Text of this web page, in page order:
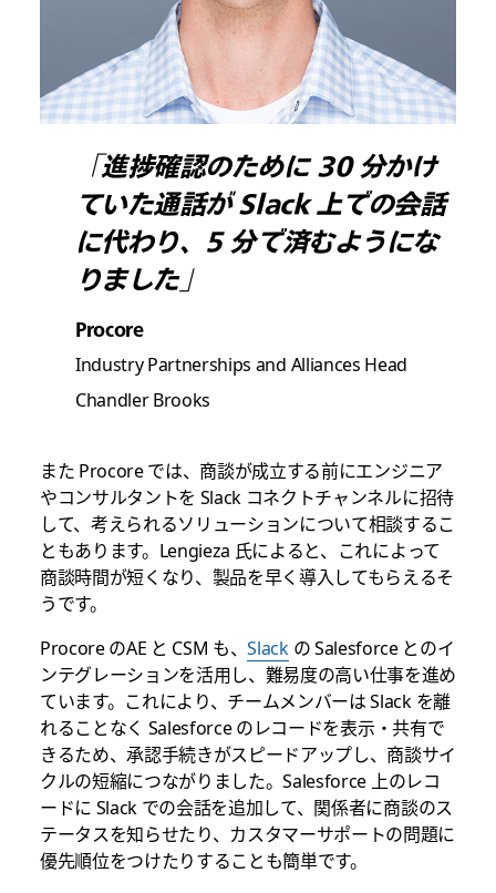
「進捗確認のために 30 分かけ
ていた通話が Slack 上での会話
に代わり、5 分で済むようにな
りました」
Procore
Industry Partnerships and Alliances Head
Chandler Brooks
また Procore では、商談が成立する前にエンジニア
やコンサルタントを Slack コネクトチャンネルに招待
して、考えられるソリューションについて相談するこ
ともあります。Lengieza 氏によると、これによって
商談時間が短くなり、製品を早く導入してもらえるそ
うです。
Procore のAE と CSM も、Slackの Salesforce とのイ
ンテグレーションを活用し、難易度の高い仕事を進め
ています。これにより、チームメンバーは Slack を離
れることなく Salesforce のレコードを表示・共有で
きるため、承認手続きがスピードアップし、商談サイ
クルの短縮につながりました。Salesforce 上のレコ
ードに Slack での会話を追加して、関係者に商談のス
テータスを知らせたり、カスタマーサポートの問題に
優先順位をつけたりすることも簡単です。